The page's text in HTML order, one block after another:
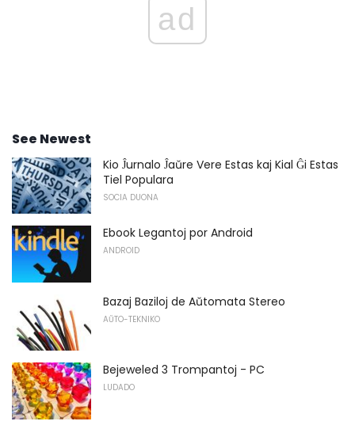
ad
See Newest
Kio Ĵurnalo Ĵaŭre Vere Estas kaj Kial Ĝi Estas
Tiel Populara
SOCIA DUONA
Ebook Legantoj por Android
ANDROID
Bazaj Baziloj de Aŭtomata Stereo
AŬTO-TEKNIKO
Bejeweled 3 Trompantoj - PC
LUDADO